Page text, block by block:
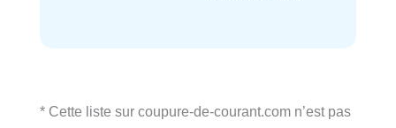
* Cette liste sur coupure-de-courant.com n’est pas